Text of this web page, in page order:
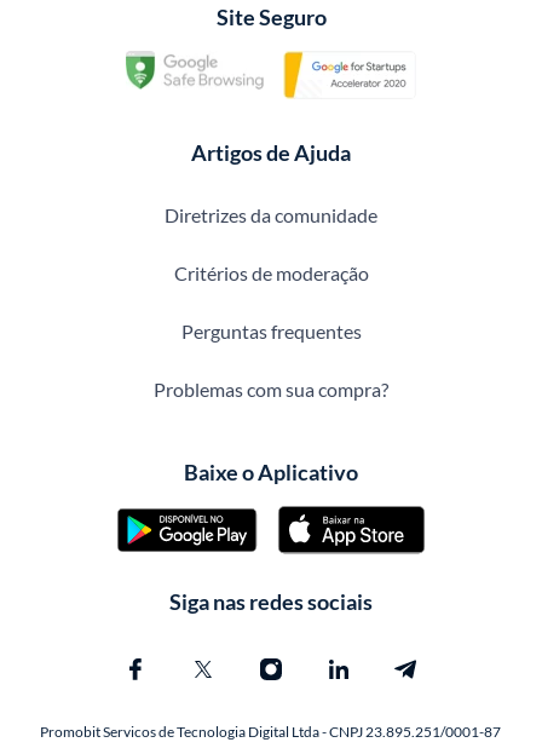
Site Seguro
Artigos de Ajuda
Diretrizes da comunidade
Critérios de moderação
Perguntas frequentes
Problemas com sua compra?
Baixe o Aplicativo
Siga nas redes sociais
Promobit Servicos de Tecnologia Digital Ltda - CNPJ 23.895.251/0001-87